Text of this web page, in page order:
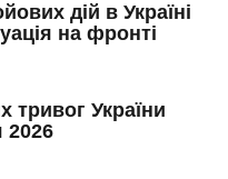
дій в Україні
на фронті
тривог України
2026